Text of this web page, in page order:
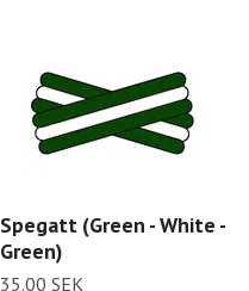
Spegatt (Green - White -
Green)
35.00 SEK